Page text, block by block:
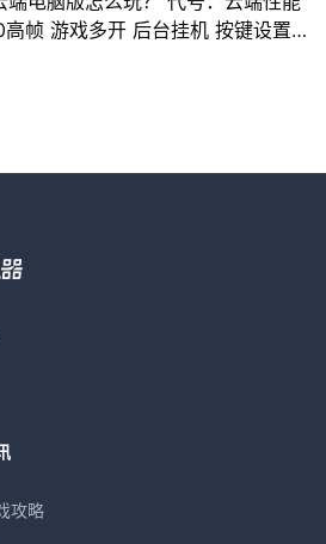
帧 游戏多开 后台挂机 按键设置
攻略